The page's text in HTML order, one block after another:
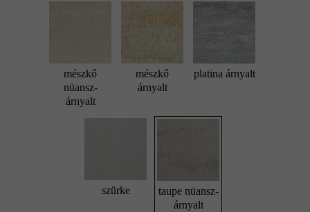
mészkő
nüansz-
árnyalt
mészkő
árnyalt
platina árnyalt
szürke
taupe nüansz-
árnyalt